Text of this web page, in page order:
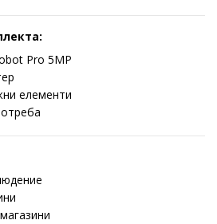
Pro 5MP
елементи